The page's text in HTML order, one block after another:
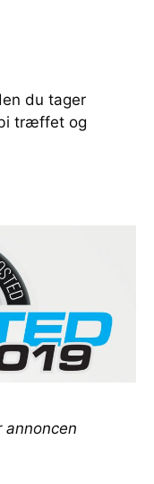
du tager
træffet og